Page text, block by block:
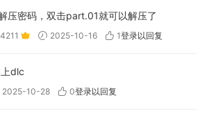
压密码，双击part.01就可以解压了
2025-10-16 1登录以回复
dlc
2025-10-28 0登录以回复